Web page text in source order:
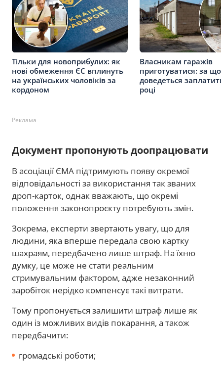
Тільки для новоприбулих: як
нові обмеження ЄС вплинуть
на українських чоловіків за
кордоном
Власникам гаражів
приготуватися: за що
доведеться
році
Реклама
Документ пропонують доопрацювати
В асоціації ЄМА підтримують появу окремої
відповідальності за використання так званих
дроп-карток, однак вважають, що окремі
положення законопроєкту потребують змін.
Зокрема, експерти звертають увагу, що для
людини, яка вперше передала свою картку
шахраям, передбачено лише штраф. На їхню
думку, це може не стати реальним
стримувальним фактором, адже незаконний
заробіток нерідко компенсує такі витрати.
Тому пропонується залишити штраф лише як
один із можливих видів покарання, а також
передбачити:
громадські роботи;